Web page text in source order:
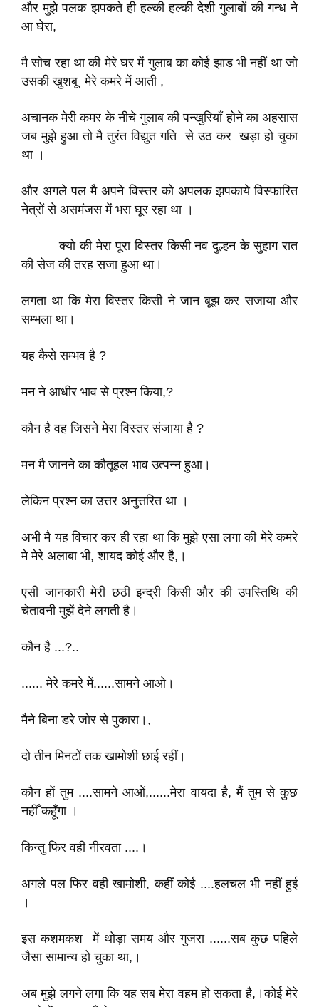
और मुझे पलक झपकते ही हल्की हल्की देशी गुलाबों की गन्ध ने
आ घेरा,
मै सोच रहा था की मेरे घर में गुलाब का कोई झाड भी नहीं था जो
उसकी खुशबू मेरे कमरे में आती ,
अचानक मेरी कमर के नीचे गुलाब की पन्खुरियाँ होने का अहसास
जब मुझे हुआ तो मै तुरंत विद्युत गति से उठ कर खड़ा हो चुका
था ।
और अगले पल मै अपने विस्तर को अपलक झपकाये विस्फारित
नेत्रों से असमंजस में भरा घूर रहा था ।
क्यो की मेरा पूरा विस्तर किसी नव दुल्हन के सुहाग रात
की सेज की तरह सजा हुआ था।
लगता था कि मेरा विस्तर किसी ने जान बूझ कर सजाया और
सम्भला था।
यह कैसे सम्भव है ?
मन ने आधीर भाव से प्रश्न किया,?
कौन है वह जिसने मेरा विस्तर संजाया है ?
मन मै जानने का कौतूहल भाव उत्पन्न हुआ।
लेकिन प्रश्न का उत्तर अनुत्तरित था ।
अभी मै यह विचार कर ही रहा था कि मुझे एसा लगा की मेरे कमरे
मे मेरे अलाबा भी, शायद कोई और है,।
एसी जानकारी मेरी छठी इन्द्री किसी और की उपस्तिथि की
चेतावनी मुझें देने लगती है।
कौन है ...?..
...... मेरे कमरे में......सामने आओ।
मैने बिना डरे जोर से पुकारा।,
दो तीन मिनटों तक खामोशी छाई रहीं।
कौन हों तुम ....सामने आओं,......मेरा वायदा है, मैं तुम से कुछ
नहीँ कहूँगा ।
किन्तु फिर वही नीरवता ....।
अगले पल फिर वही खामोशी, कहीं कोई ....हलचल भी नहीं हुई
।
इस कशमकश में थोड़ा समय और गुजरा ......सब कुछ पहिले
जैसा सामान्य हो चुका था,।
अब मुझे लगने लगा कि यह सब मेरा वहम हो सकता है,।कोई मेरे